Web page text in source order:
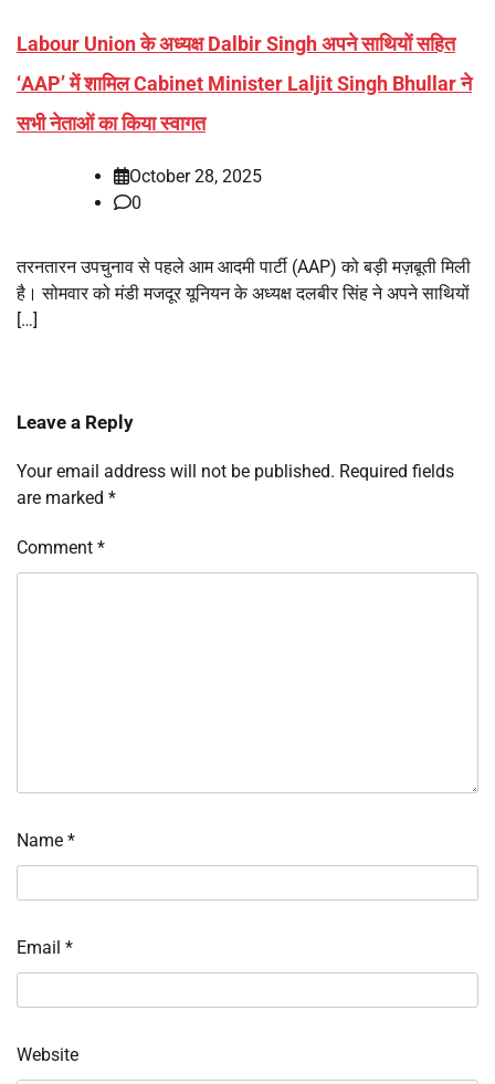
Labour Union के अध्यक्ष Dalbir Singh अपने साथियों सहित
‘AAP’ में शामिल Cabinet Minister Laljit Singh Bhullar ने
सभी नेताओं का किया स्वागत
October 28, 2025
0
तरनतारन उपचुनाव से पहले आम आदमी पार्टी (AAP) को बड़ी मज़बूती मिली
है। सोमवार को मंडी मजदूर यूनियन के अध्यक्ष दलबीर सिंह ने अपने साथियों
[…]
Leave a Reply
Your email address will not be published. Required fields
are marked *
Comment *
Name *
Email *
Website